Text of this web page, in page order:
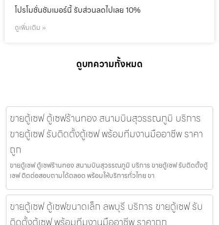
โปรโมชั่นชัมเมอร์นี้ รับส่วนลดไปเลย 10%
ดูเพิ่มเติม »
ดูบทความทั้งหมด
ขายตู้เซฟ ตู้เซฟร้านทอง สนามบินสุวรรณภูมิ บริการ
ขายตู้เซฟ รับติดตั้งตู้เซฟ พร้อมทีมงานมืออาชีพ ราคา
ถูก
ขายตู้เซฟ ตู้เซฟร้านทอง สนามบินสุวรรณภูมิ บริการ ขายตู้เซฟ รับติดตั้งตู้
เซฟ ติดต่อสอบถามได้ตลอด พร้อมให้บริการทั่วไทย ขา
ขายตู้เซฟ ตู้เซฟขนาดเล็ก ลพบุรี บริการ ขายตู้เซฟ รับ